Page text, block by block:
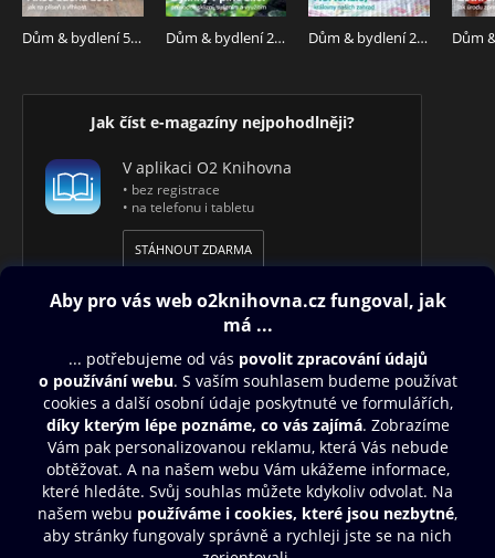
Dům & bydlení 5.8.2026 Dům & bydlení 29.7.2026 Dům & bydlení 22.7.2026
Jak číst e-magazíny nejpohodlněji?
V aplikaci O2 Knihovna
• bez registrace
• na telefonu i tabletu
STÁHNOUT ZDARMA
Obsah ke stažení
Moje O2 Knihovna
Další zábava